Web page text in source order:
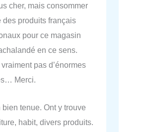
cher, mais consommer
des produits français
pour ce magasin
en ce sens.
pas d’énormes
Merci.
tenue. Ont y trouve
habit, divers produits.